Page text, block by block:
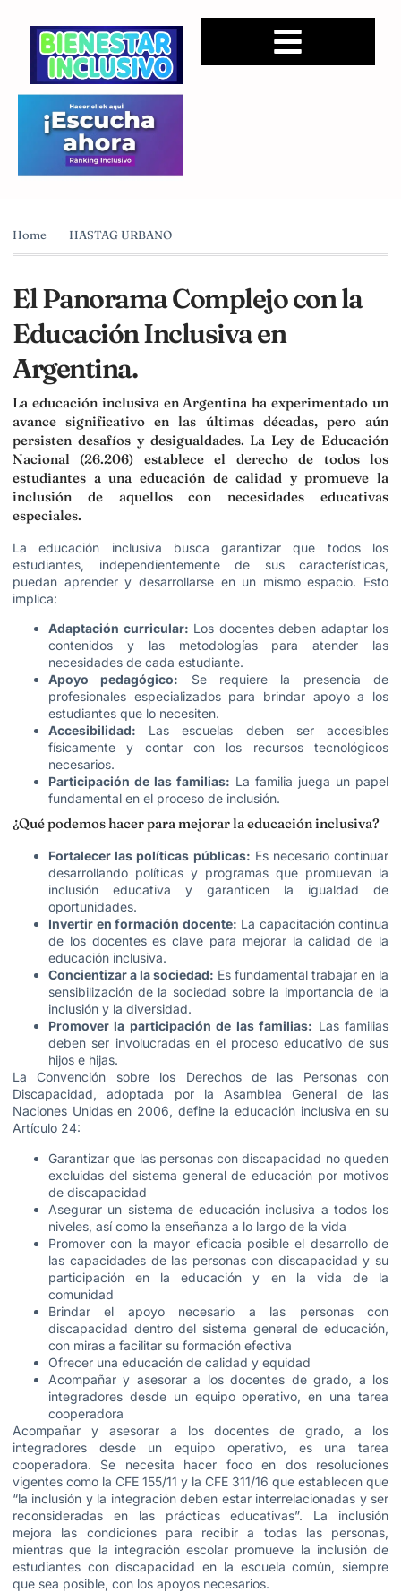
Home HASTAG URBANO
El Panorama Complejo con la
Educación Inclusiva en
Argentina.
La educación inclusiva en Argentina ha experimentado un
avance significativo en las últimas décadas, pero aún
persisten desafíos y desigualdades. La Ley de Educación
Nacional (26.206) establece el derecho de todos los
estudiantes a una educación de calidad y promueve la
inclusión de aquellos con necesidades educativas
especiales.
La educación inclusiva busca garantizar que todos los
estudiantes, independientemente de sus características,
puedan aprender y desarrollarse en un mismo espacio. Esto
implica:
Adaptación curricular: Los docentes deben adaptar los
contenidos y las metodologías para atender las
necesidades de cada estudiante.
Apoyo pedagógico: Se requiere la presencia de
profesionales especializados para brindar apoyo a los
estudiantes que lo necesiten.
Accesibilidad: Las escuelas deben ser accesibles
físicamente y contar con los recursos tecnológicos
necesarios.
Participación de las familias: La familia juega un papel
fundamental en el proceso de inclusión.
¿Qué podemos hacer para mejorar la educación inclusiva?
Fortalecer las políticas públicas: Es necesario continuar
desarrollando políticas y programas que promuevan la
inclusión educativa y garanticen la igualdad de
oportunidades.
Invertir en formación docente: La capacitación continua
de los docentes es clave para mejorar la calidad de la
educación inclusiva.
Concientizar a la sociedad: Es fundamental trabajar en la
sensibilización de la sociedad sobre la importancia de la
inclusión y la diversidad.
Promover la participación de las familias: Las familias
deben ser involucradas en el proceso educativo de sus
hijos e hijas.
La Convención sobre los Derechos de las Personas con
Discapacidad, adoptada por la Asamblea General de las
Naciones Unidas en 2006, define la educación inclusiva en su
Artículo 24:
Garantizar que las personas con discapacidad no queden
excluidas del sistema general de educación por motivos
de discapacidad
Asegurar un sistema de educación inclusiva a todos los
niveles, así como la enseñanza a lo largo de la vida
Promover con la mayor eficacia posible el desarrollo de
las capacidades de las personas con discapacidad y su
participación en la educación y en la vida de la
comunidad
Brindar el apoyo necesario a las personas con
discapacidad dentro del sistema general de educación,
con miras a facilitar su formación efectiva
Ofrecer una educación de calidad y equidad
Acompañar y asesorar a los docentes de grado, a los
integradores desde un equipo operativo, en una tarea
cooperadora
Acompañar y asesorar a los docentes de grado, a los
integradores desde un equipo operativo, es una tarea
cooperadora. Se necesita hacer foco en dos resoluciones
vigentes como la CFE 155/11 y la CFE 311/16 que establecen que
“la inclusión y la integración deben estar interrelacionadas y ser
reconsideradas en las prácticas educativas”. La inclusión
mejora las condiciones para recibir a todas las personas,
mientras que la integración escolar promueve la inclusión de
estudiantes con discapacidad en la escuela común, siempre
que sea posible, con los apoyos necesarios.